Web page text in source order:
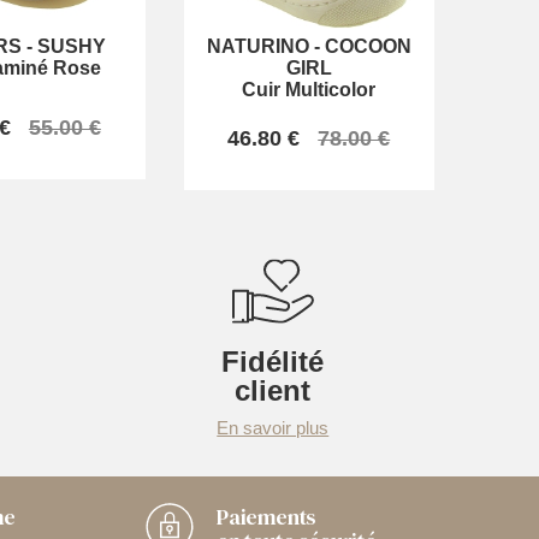
-SUSHY
Rose
55.00 €
NATURINO- COCOON
GIRL
Cuir Multicolor
46.80 € 78.00 €
Fidélité
client
En savoir plus
Paiements